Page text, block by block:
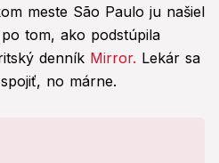
meste São Paulo ju našiel
tom, ako podstúpila
denník Mirror. Lekár sa
no márne.